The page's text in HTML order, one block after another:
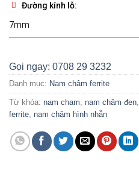
Đường kính lỗ:
7mm
Gọi ngay: 0708 29 3232
Danh mục: Nam châm ferrite
Từ khóa: nam cham, nam châm đen,
ferrite, nam châm hình nhẫn